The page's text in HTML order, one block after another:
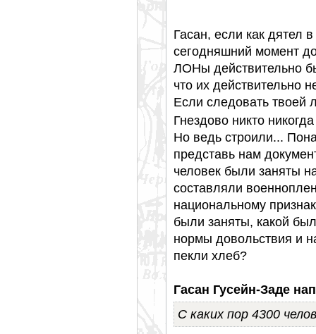
Гасан, если как дятел
сегодняшний момент
ЛОНы действительно
что их действительно
Если следовать твоей
Гнездово никто
Но ведь строили...
представь нам
человек были заняты
составляли
национальному
были заняты, какой
нормы довольствия и
пекли хлеб?
Гасан Гусейн-Заде
С каких пор 4300